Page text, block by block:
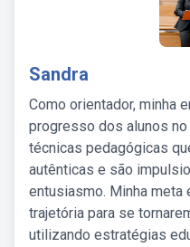
Sandra
Como orientador, minha
progresso dos alunos
técnicas pedagógicas
autênticas e são
entusiasmo. Minha meta
trajetória para se
utilizando estratégias